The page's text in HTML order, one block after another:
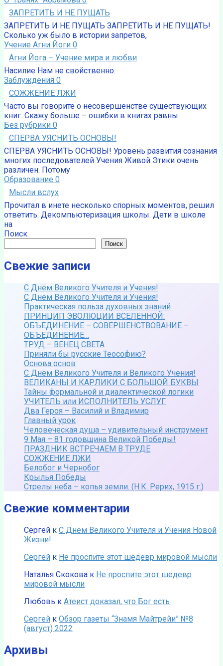
ЗАПРЕТИТЬ И НЕ ПУЩАТЬ
ЗАПРЕТИТЬ И НЕ ПУЩАТЬ ЗАПРЕТИТЬ И НЕ ПУЩАТЬ!
Сколько уж было в истории запретов,
Учение Агни Йоги 0
Агни Йога – Учение мира и любви
Насилие Нам не свойственно.
Заблуждения 0
СОЖЖЕНИЕ ЛЖИ
Часто вы говорите о несовершенстве существующих
книг. Скажу больше – ошибки в книгах равны
Без рубрики 0
СПЕРВА УЯСНИТЬ ОСНОВЫ!
СПЕРВА УЯСНИТЬ ОСНОВЫ! Уровень развития сознания
многих последователей Учения Живой Этики очень
различен. Потому
Образование 0
Мысли вслух
Прочитал в инете несколько спорных моментов, решил
ответить. Декомпьютеризация школы. Дети в школе
на
Поиск
Поиск
Свежие записи
С Днём Великого Учителя и Учения!
С Днём Великого Учителя и Учения!
Практическая польза духовных знаний
ПРИНЦИП ЭВОЛЮЦИИ ВСЕЛЕННОЙ:
ОБЪЕДИНЕНИЕ – СОВЕРШЕНСТВОВАНИЕ –
ОБЪЕДИНЕНИЕ…
ТРУД – ВЕНЕЦ СВЕТА
Приняли бы русские Теософию?
Основа основ
С Днём Великого Учителя и Великого Учения!
ВЕЛИКАНЫ И КАРЛИКИ С БОЛЬШОЙ БУКВЫ
Тайны формальной и диалектической логики
УЧИТЕЛЬ или ИСПОЛНИТЕЛЬ УСЛУГ
Два Героя – Василий и Владимир
Главный урок
Человеческая душа – удивительный инструмент
9 Мая – 81 годовщина Великой Победы!
ПРАЗДНИК ВСТРЕЧАЕМ В ТРУДЕ
СОЖЖЕНИЕ ЛЖИ
Белобог и Чернобог
Крылья Победы
Стрелы неба – копья земли. (Н.К. Рерих, 1915 г.)
Свежие комментарии
Сергей к С Днём Великого Учителя и Учения Новой
Жизни!
Сергей к Не проспите этот шедевр мировой мысли
Наталья Скокова к Не проспите этот шедевр
мировой мысли
Любовь к Атеист доказал, что Бог есть
Сергей к Обзор газеты “Знамя Майтрейи” №8
(август) 2022
Архивы